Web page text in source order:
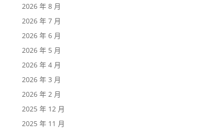
2026 年 8 月
2026 年 7 月
2026 年 6 月
2026 年 5 月
2026 年 4 月
2026 年 3 月
2026 年 2 月
2025 年 12 月
2025 年 11 月